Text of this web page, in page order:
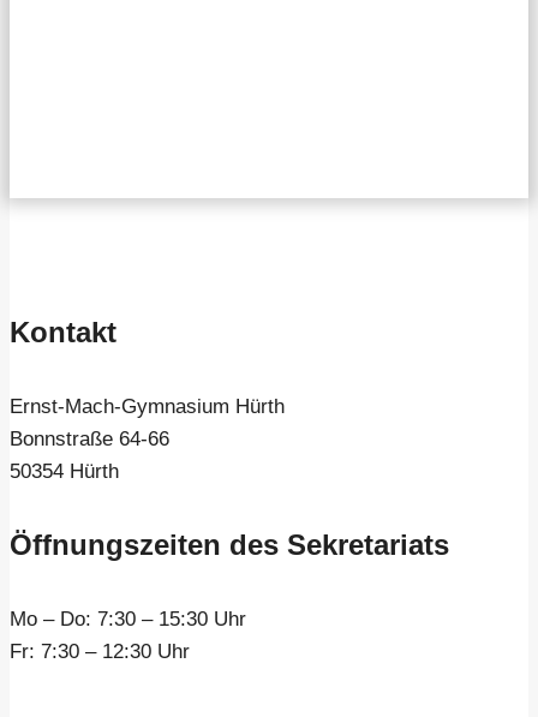
Kontakt
Ernst-Mach-Gymnasium Hürth
Bonnstraße 64-66
50354 Hürth
Öffnungszeiten des Sekretariats
Mo – Do: 7:30 – 15:30 Uhr
Fr: 7:30 – 12:30 Uhr